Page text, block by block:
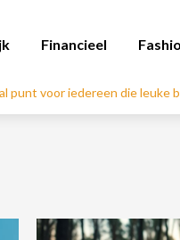
Financieel
punt voor iedereen die leuke